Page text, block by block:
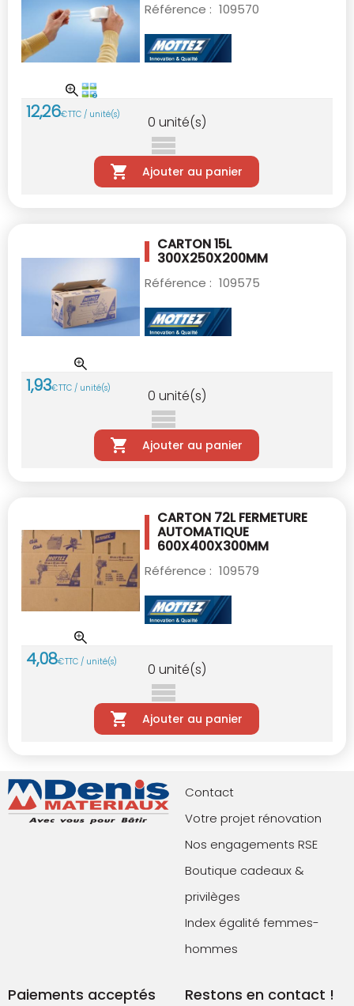
Référence : 109570
12,26€TTC / unité(s) 0 unité(s)
Ajouter au panier
CARTON 15L
300X250X200MM
Référence : 109575
1,93€TTC / unité(s) 0 unité(s)
Ajouter au panier
CARTON 72L FERMETURE
AUTOMATIQUE
600X400X300MM
Référence : 109579
4,08€TTC / unité(s) 0 unité(s)
Ajouter au panier
Contact
Votre projet rénovation
Nos engagements RSE
Boutique cadeaux &
privilèges
Index égalité femmes-
hommes
Paiements acceptés Restons en contact !